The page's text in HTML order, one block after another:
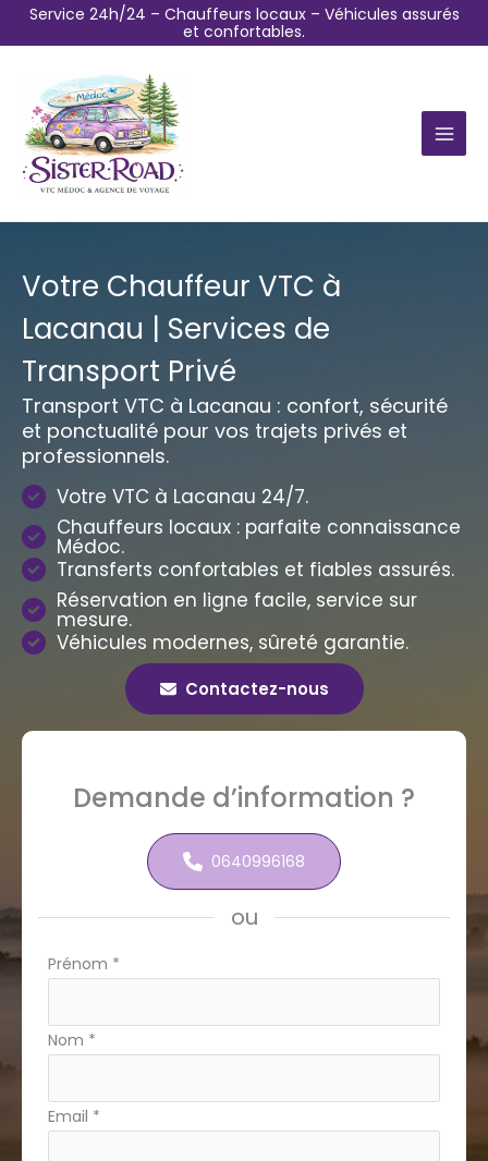
Aller
au
Service 24h/24 – Chauffeurs locaux – Véhicules assurés
et confortables.
Votre Chauffeur VTC à
Lacanau | Services de
Transport Privé
Transport VTC à Lacanau : confort, sécurité
et ponctualité pour vos trajets privés et
professionnels.
Votre VTC à Lacanau 24/7.
Chauffeurs locaux : parfaite connaissance
Médoc.
Transferts confortables et fiables assurés.
Réservation en ligne facile, service sur
mesure.
Véhicules modernes, sûreté garantie.
Contactez-nous
Demande d’information ?
0640996168
ou
Formulaire
avec
téléphone
Prénom *
Nom *
Email *